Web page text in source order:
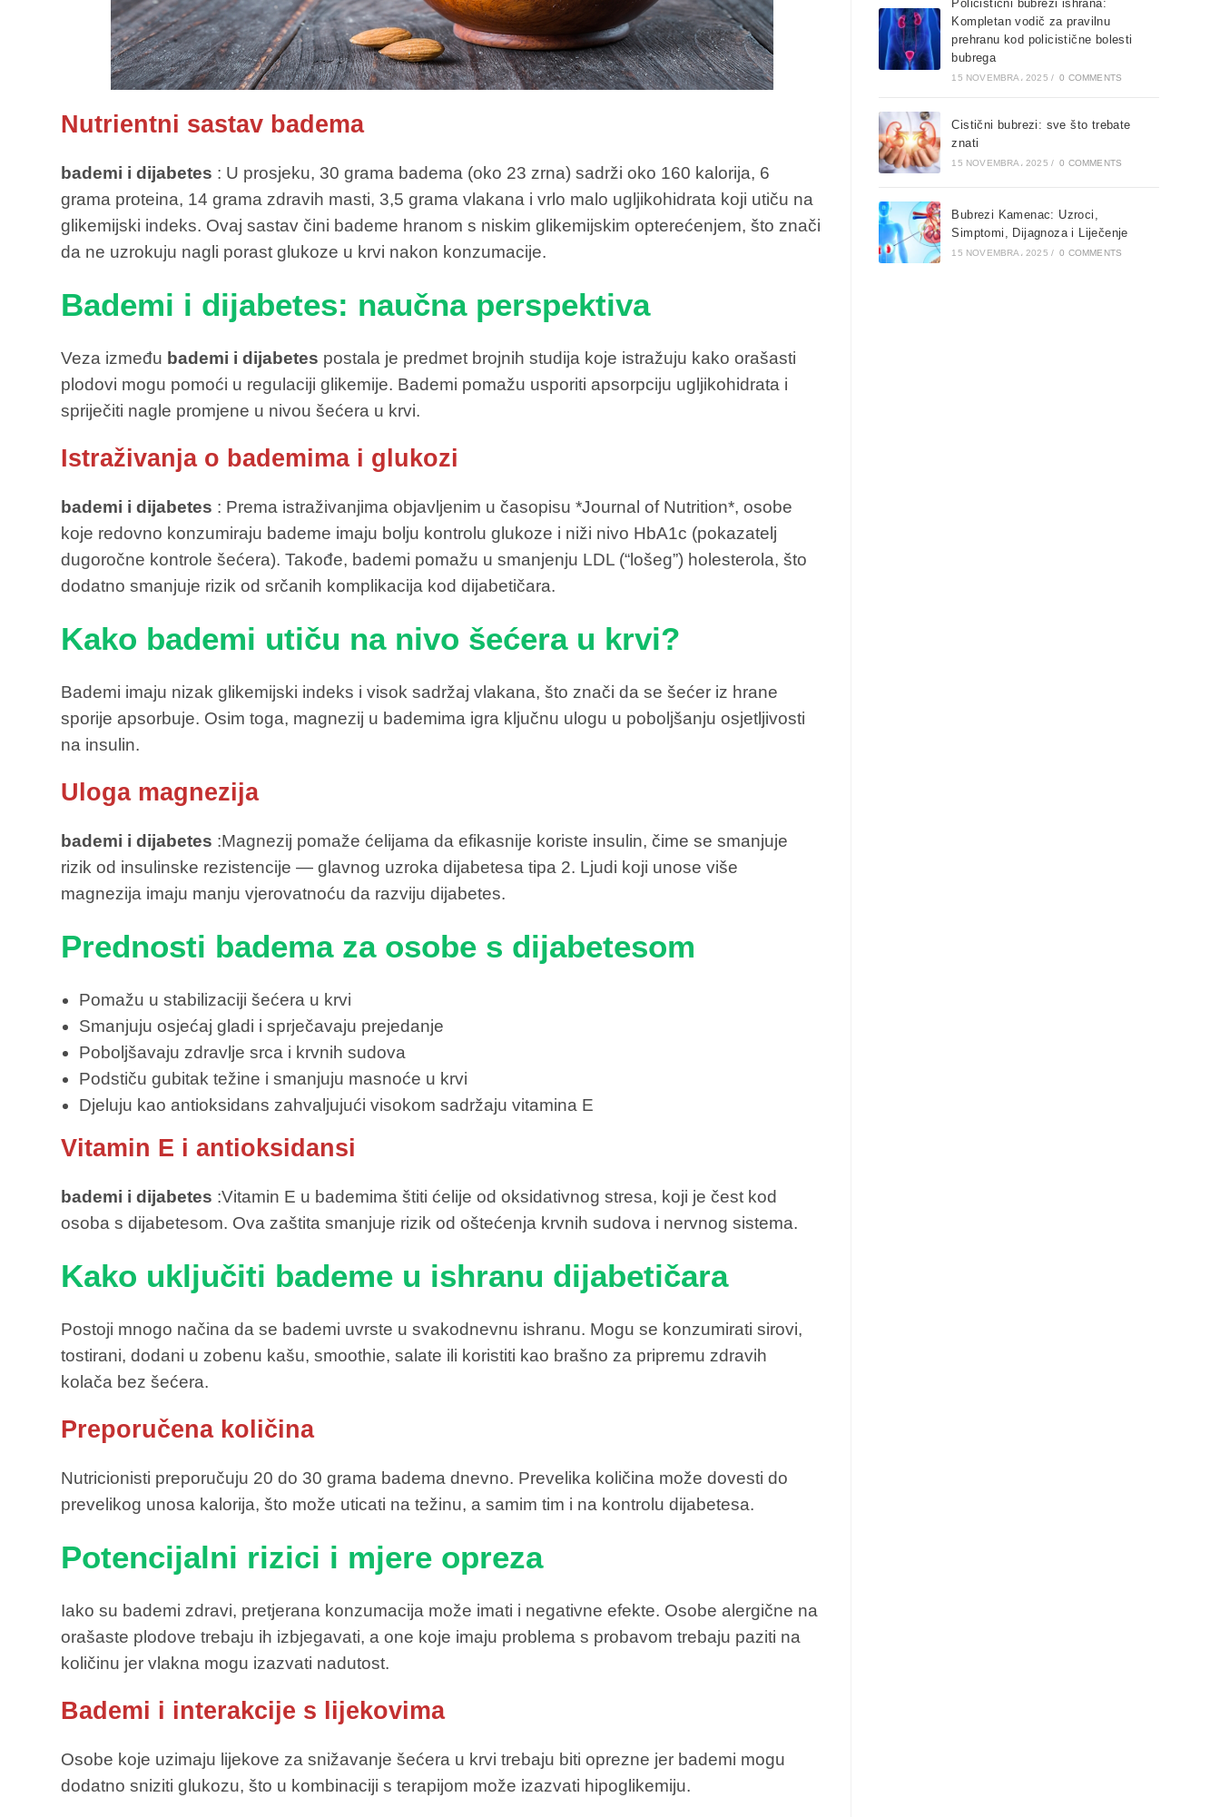
Nutrientni sastav badema
bademi i dijabetes : U prosjeku, 30 grama badema (oko 23 zrna) sadrži oko 160 kalorija, 6
grama proteina, 14 grama zdravih masti, 3,5 grama vlakana i vrlo malo ugljikohidrata koji utiču na
glikemijski indeks. Ovaj sastav čini bademe hranom s niskim glikemijskim opterećenjem, što znači
da ne uzrokuju nagli porast glukoze u krvi nakon konzumacije.
Bademi i dijabetes: naučna perspektiva
Veza između bademi i dijabetes postala je predmet brojnih studija koje istražuju kako orašasti
plodovi mogu pomoći u regulaciji glikemije. Bademi pomažu usporiti apsorpciju ugljikohidrata i
spriječiti nagle promjene u nivou šećera u krvi.
Istraživanja o bademima i glukozi
bademi i dijabetes : Prema istraživanjima objavljenim u časopisu *Journal of Nutrition*, osobe
koje redovno konzumiraju bademe imaju bolju kontrolu glukoze i niži nivo HbA1c (pokazatelj
dugoročne kontrole šećera). Takođe, bademi pomažu u smanjenju LDL (“lošeg”) holesterola, što
dodatno smanjuje rizik od srčanih komplikacija kod dijabetičara.
Kako bademi utiču na nivo šećera u krvi?
Bademi imaju nizak glikemijski indeks i visok sadržaj vlakana, što znači da se šećer iz hrane
sporije apsorbuje. Osim toga, magnezij u bademima igra ključnu ulogu u poboljšanju osjetljivosti
na insulin.
Uloga magnezija
bademi i dijabetes :Magnezij pomaže ćelijama da efikasnije koriste insulin, čime se smanjuje
rizik od insulinske rezistencije — glavnog uzroka dijabetesa tipa 2. Ljudi koji unose više
magnezija imaju manju vjerovatnoću da razviju dijabetes.
Prednosti badema za osobe s dijabetesom
Pomažu u stabilizaciji šećera u krvi
Smanjuju osjećaj gladi i sprječavaju prejedanje
Poboljšavaju zdravlje srca i krvnih sudova
Podstiču gubitak težine i smanjuju masnoće u krvi
Djeluju kao antioksidans zahvaljujući visokom sadržaju vitamina E
Vitamin E i antioksidansi
bademi i dijabetes :Vitamin E u bademima štiti ćelije od oksidativnog stresa, koji je čest kod
osoba s dijabetesom. Ova zaštita smanjuje rizik od oštećenja krvnih sudova i nervnog sistema.
Kako uključiti bademe u ishranu dijabetičara
Postoji mnogo načina da se bademi uvrste u svakodnevnu ishranu. Mogu se konzumirati sirovi,
tostirani, dodani u zobenu kašu, smoothie, salate ili koristiti kao brašno za pripremu zdravih
kolača bez šećera.
Preporučena količina
Nutricionisti preporučuju 20 do 30 grama badema dnevno. Prevelika količina može dovesti do
prevelikog unosa kalorija, što može uticati na težinu, a samim tim i na kontrolu dijabetesa.
Potencijalni rizici i mjere opreza
Iako su bademi zdravi, pretjerana konzumacija može imati i negativne efekte. Osobe alergične na
orašaste plodove trebaju ih izbjegavati, a one koje imaju problema s probavom trebaju paziti na
količinu jer vlakna mogu izazvati nadutost.
Bademi i interakcije s lijekovima
Osobe koje uzimaju lijekove za snižavanje šećera u krvi trebaju biti oprezne jer bademi mogu
dodatno sniziti glukozu, što u kombinaciji s terapijom može izazvati hipoglikemiju.
Policistični bubrezi ishrana:
Kompletan vodič za pravilnu
prehranu kod policistične bolesti
bubrega
15 NOVEMBRA، 2025 / 0 COMMENTS
Cistični bubrezi: sve što trebate
znati
15 NOVEMBRA، 2025 / 0 COMMENTS
Bubrezi Kamenac: Uzroci,
Simptomi, Dijagnoza i Liječenje
15 NOVEMBRA، 2025 / 0 COMMENTS